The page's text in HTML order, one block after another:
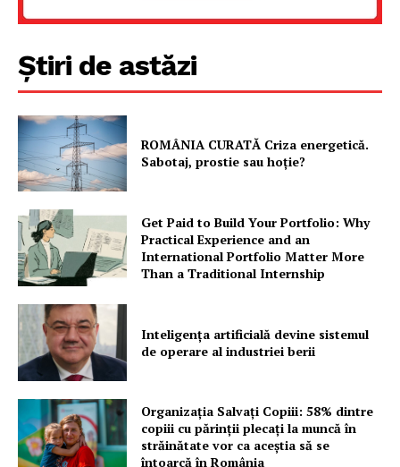
Știri de astăzi
ROMÂNIA CURATĂ Criza energetică.
Sabotaj, prostie sau hoție?
Get Paid to Build Your Portfolio: Why
Practical Experience and an
International Portfolio Matter More
Than a Traditional Internship
Inteligența artificială devine sistemul
de operare al industriei berii
Organizația Salvați Copiii: 58% dintre
copiii cu părinții plecați la muncă în
străinătate vor ca aceștia să se
întoarcă în România